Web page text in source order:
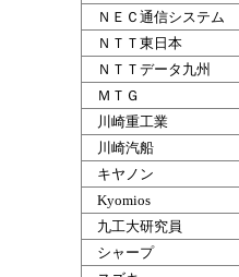
ＮＥＣ通信システム
ＮＴＴ東日本
ＮＴＴデータ 九州
ＭＴＧ
川崎重工業
川崎汽船
キヤノン
Kyomios
九工大研究員
シャープ